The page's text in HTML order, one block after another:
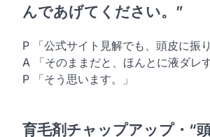
んであげてください。”
P 「公式サイト見解でも、頭皮に振
A 「そのままだと、ほんとに液ダレ
P 「そう思います。」
育毛剤チャップアップ・“